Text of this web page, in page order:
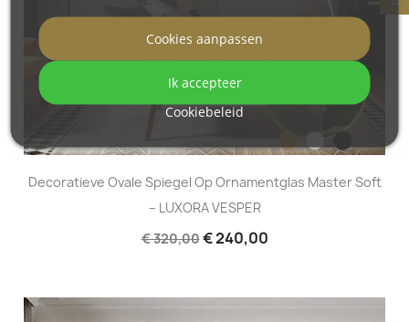
Decoratieve Ovale Spiegel Op Ornamentglas Master Soft
– LUXORA VESPER
€ 320,00€ 240,00
Cookiebeleid
Cookies aanpassen
Ik accepteer